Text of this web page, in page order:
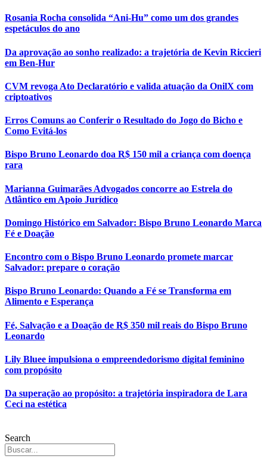
Rosania Rocha consolida “Ani-Hu” como um dos grandes
espetáculos do ano
Da aprovação ao sonho realizado: a trajetória de Kevin Riccieri
em Ben-Hur
CVM revoga Ato Declaratório e valida atuação da OnilX com
criptoativos
Erros Comuns ao Conferir o Resultado do Jogo do Bicho e
Como Evitá-los
Bispo Bruno Leonardo doa R$ 150 mil a criança com doença
rara
Marianna Guimarães Advogados concorre ao Estrela do
Atlântico em Apoio Jurídico
Domingo Histórico em Salvador: Bispo Bruno Leonardo Marca
Fé e Doação
Encontro com o Bispo Bruno Leonardo promete marcar
Salvador: prepare o coração
Bispo Bruno Leonardo: Quando a Fé se Transforma em
Alimento e Esperança
Fé, Salvação e a Doação de R$ 350 mil reais do Bispo Bruno
Leonardo
Lily Bluee impulsiona o empreendedorismo digital feminino
com propósito
Da superação ao propósito: a trajetória inspiradora de Lara
Ceci na estética
Search